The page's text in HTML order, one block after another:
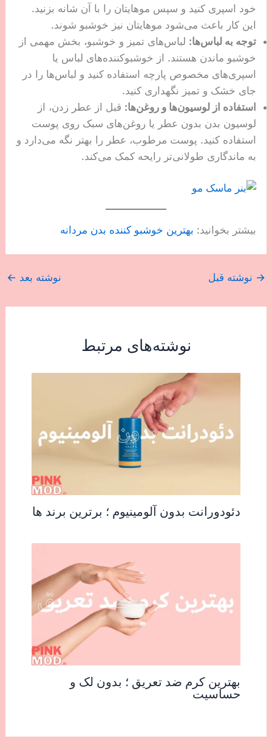
خود اسپری کنید و سپس موهایتان را با آن شانه بزنید.
این کار باعث می‌شود موهایتان نیز خوشبو شوند.
توجه به لباس‌ها: لباس‌های تمیز و خوشبو، بخش مهمی از
خوشبو ماندن هستند. از خوشبوکننده‌های لباس یا
اسپری‌های مخصوص پارچه استفاده کنید و لباس‌ها را در
جای خشک و تمیز نگهداری کنید.
استفاده از لوسیون‌ها و روغن‌ها: قبل از عطر زدن، از
لوسیون بدن بدون عطر یا روغن‌های سبک روی پوست
استفاده کنید. پوست مرطوب، عطر را بهتر نگه می‌دارد و
به ماندگاری طولانی‌تر رایحه کمک می‌کند.
بیشتر بخوانید: بهترین خوشبو کننده بدن مردانه
→ نوشته قبل نوشته بعد ←
نوشته‌های مرتبط
دئودورانت بدون آلومینیوم ؛ برترین برند ها
بهترین کرم ضد تعریق ؛ بدون لک و
حساسیت